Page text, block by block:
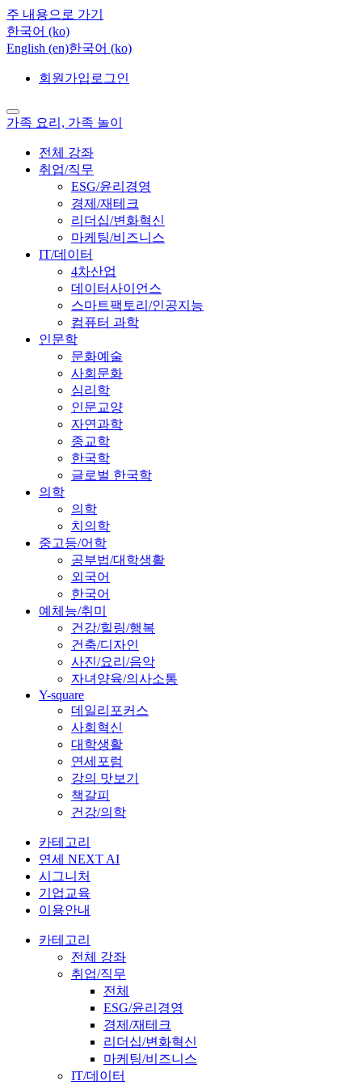
주 내용으로 가기
한국어 ‎(ko)‎
English ‎(en)‎한국어 ‎(ko)‎
회원가입 로그인
가족 요리, 가족 놀이
전체 강좌
취업/직무
ESG/윤리경영
경제/재테크
리더십/변화혁신
마케팅/비즈니스
IT/데이터
4차산업
데이터사이언스
스마트팩토리/인공지능
컴퓨터 과학
인문학
문화예술
사회문화
심리학
인문교양
자연과학
종교학
한국학
글로벌 한국학
의학
의학
치의학
중고등/어학
공부법/대학생활
외국어
한국어
예체능/취미
건강/힐링/행복
건축/디자인
사진/요리/음악
자녀양육/의사소통
Y-square
데일리포커스
사회혁신
대학생활
연세포럼
강의 맛보기
책갈피
건강/의학
카테고리
연세 NEXT AI
시그니처
기업교육
이용안내
카테고리
전체 강좌
취업/직무
전체
ESG/윤리경영
경제/재테크
리더십/변화혁신
마케팅/비즈니스
IT/데이터